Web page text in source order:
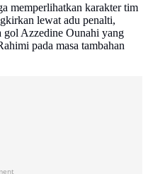
memperlihatkan karakter tim
lewat adu penalti,
gol Azzedine Ounahi yang
pada masa tambahan